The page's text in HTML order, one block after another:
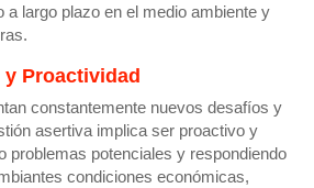
a largo plazo en el medio ambiente y
Proactividad
constantemente nuevos desafíos y
asertiva implica ser proactivo y
problemas potenciales y respondiendo
condiciones económicas,